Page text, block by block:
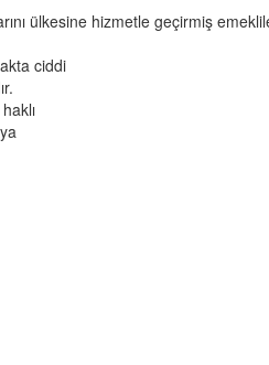
ülkesine hizmetle geçirmiş
ciddi